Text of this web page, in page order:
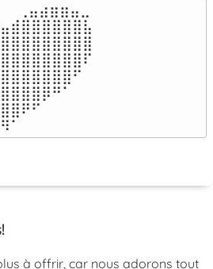
⠀⢀⣤⣴⣶⣶⣤⣀⠀
à offrir, car nous adorons tout